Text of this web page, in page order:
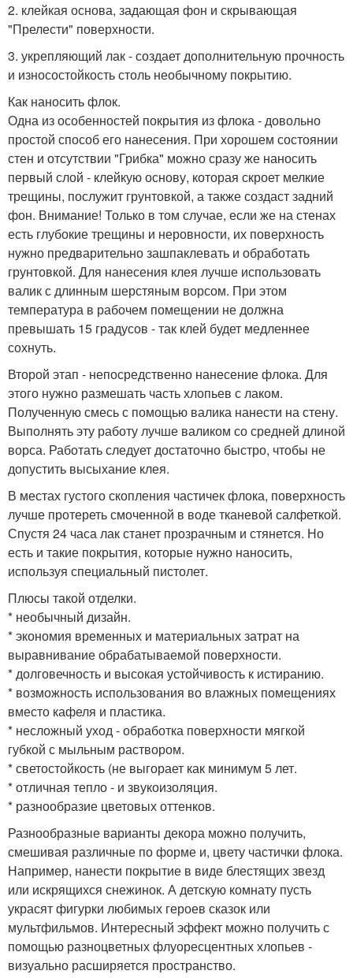
2. клейкая основа, задающая фон и скрывающая
"Прелести" поверхности.
3. укрепляющий лак - создает дополнительную прочность
и износостойкость столь необычному покрытию.
Как наносить флок.
Одна из особенностей покрытия из флока - довольно
простой способ его нанесения. При хорошем состоянии
стен и отсутствии "Грибка" можно сразу же наносить
первый слой - клейкую основу, которая скроет мелкие
трещины, послужит грунтовкой, а также создаст задний
фон. Внимание! Только в том случае, если же на стенах
есть глубокие трещины и неровности, их поверхность
нужно предварительно зашпаклевать и обработать
грунтовкой. Для нанесения клея лучше использовать
валик с длинным шерстяным ворсом. При этом
температура в рабочем помещении не должна
превышать 15 градусов - так клей будет медленнее
сохнуть.
Второй этап - непосредственно нанесение флока. Для
этого нужно размешать часть хлопьев с лаком.
Полученную смесь с помощью валика нанести на стену.
Выполнять эту работу лучше валиком со средней длиной
ворса. Работать следует достаточно быстро, чтобы не
допустить высыхание клея.
В местах густого скопления частичек флока, поверхность
лучше протереть смоченной в воде тканевой салфеткой.
Спустя 24 часа лак станет прозрачным и стянется. Но
есть и такие покрытия, которые нужно наносить,
используя специальный пистолет.
Плюсы такой отделки.
* необычный дизайн.
* экономия временных и материальных затрат на
выравнивание обрабатываемой поверхности.
* долговечность и высокая устойчивость к истиранию.
* возможность использования во влажных помещениях
вместо кафеля и пластика.
* несложный уход - обработка поверхности мягкой
губкой с мыльным раствором.
* светостойкость (не выгорает как минимум 5 лет.
* отличная тепло - и звукоизоляция.
* разнообразие цветовых оттенков.
Разнообразные варианты декора можно получить,
смешивая различные по форме и, цвету частички флока.
Например, нанести покрытие в виде блестящих звезд
или искрящихся снежинок. А детскую комнату пусть
украсят фигурки любимых героев сказок или
мультфильмов. Интересный эффект можно получить с
помощью разноцветных флуоресцентных хлопьев -
визуально расширяется пространство.